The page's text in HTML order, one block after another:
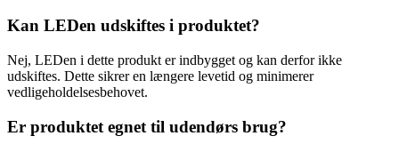
Kan LEDen udskiftes i produktet?
Nej, LEDen i dette produkt er indbygget og kan derfor ikke
udskiftes. Dette sikrer en længere levetid og minimerer
vedligeholdelsesbehovet.
Er produktet egnet til udendørs brug?